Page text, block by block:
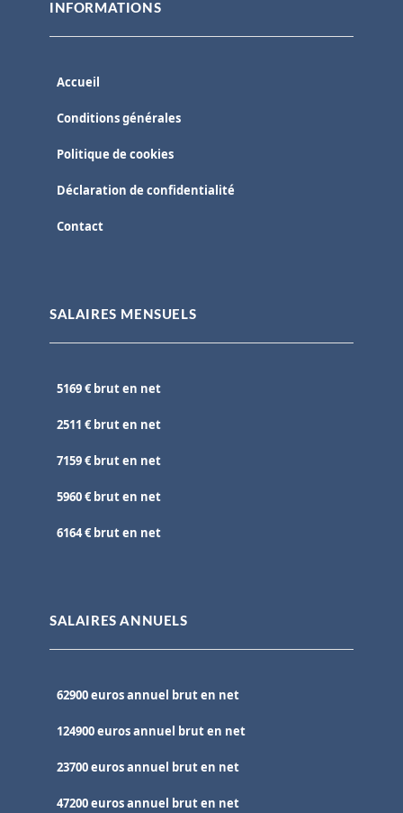
INFORMATIONS
Accueil
Conditions générales
Politique de cookies
Déclaration de confidentialité
Contact
SALAIRES MENSUELS
5169 € brut en net
2511 € brut en net
7159 € brut en net
5960 € brut en net
6164 € brut en net
SALAIRES ANNUELS
62900 euros annuel brut en net
124900 euros annuel brut en net
23700 euros annuel brut en net
47200 euros annuel brut en net